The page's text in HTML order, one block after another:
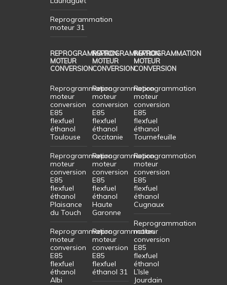
Reprogrammation
moteur 31
REPROGRAMMATION
MOTEUR
CONVERSION
Reprogrammation
moteur
conversion
E85
flexfuel
éthanol
Toulouse
Reprogrammation
moteur
conversion
E85
flexfuel
éthanol
Plaisance
du Touch
Reprogrammation
moteur
conversion
E85
flexfuel
éthanol
Albi
REPROGRAMMATION
MOTEUR
CONVERSION
Reprogrammation
moteur
conversion
E85
flexfuel
éthanol
Occitanie
Reprogrammation
moteur
conversion
E85
flexfuel
éthanol
Haute
Garonne
Reprogrammation
moteur
conversion
E85
flexfuel
éthanol 31
REPROGRAMMATION
MOTEUR
CONVERSION
Reprogrammation
moteur
conversion
E85
flexfuel
éthanol
Tournefeuille
Reprogrammation
moteur
conversion
E85
flexfuel
éthanol
Cugnaux
Reprogrammation
moteur
conversion
E85
flexfuel
éthanol
L’Isle
Jourdain